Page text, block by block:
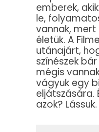
emberek,
le,
vannak, mert
életük. A
utánajárt,
színészek
mégis
vágyuk egy
eljátszására.
azok? Lássuk.